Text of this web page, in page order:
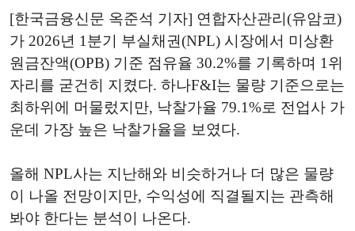
[한국금융신문 옥준석 기자] 연합자산관리(유암코)
가 2026년 1분기 부실채권(NPL) 시장에서 미상환
원금잔액(OPB) 기준 점유율 30.2%를 기록하며 1위
자리를 굳건히 지켰다. 하나F&I는 물량 기준으로는
최하위에 머물렀지만, 낙찰가율 79.1%로 전업사 가
운데 가장 높은 낙찰가율을 보였다.
올해 NPL사는 지난해와 비슷하거나 더 많은 물량
이 나올 전망이지만, 수익성에 직결될지는 관측해
봐야 한다는 분석이 나온다.